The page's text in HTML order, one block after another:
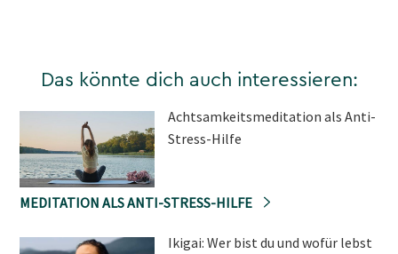
Das könnte dich auch interessieren:
Achtsamkeitsmeditation als Anti-
Stress-Hilfe
MEDITATION ALS ANTI-STRESS-HILFE
Ikigai: Wer bist du und wofür lebst